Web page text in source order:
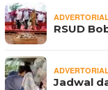
RSUD
Jadwal